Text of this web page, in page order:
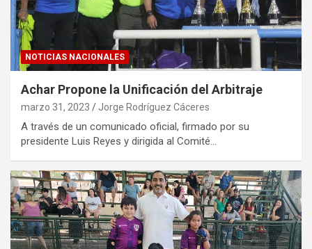
NOTICIAS NACIONALES
Achar Propone la Unificación del Arbitraje
marzo 31, 2023 Jorge Rodríguez Cáceres
A través de un comunicado oficial, firmado por su
presidente Luis Reyes y dirigida al Comité…